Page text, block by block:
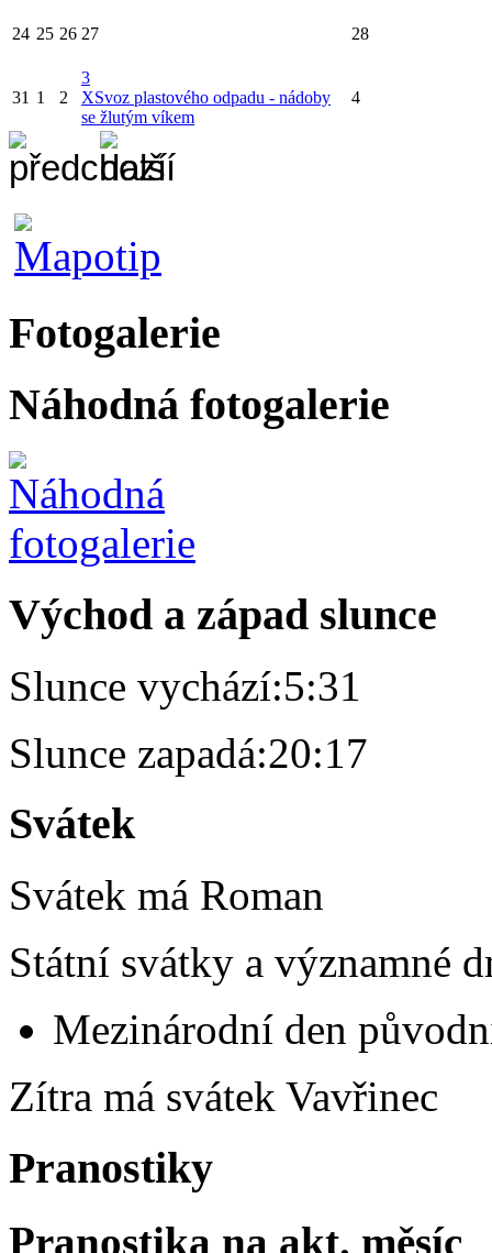
24 25 26 27 28
31 1 2
3
XSvoz plastového odpadu - nádoby
se žlutým víkem
4
Fotogalerie
Náhodná fotogalerie
Východ a západ slunce
Slunce vychází:5:31
Slunce zapadá:20:17
Svátek
Svátek má Roman
Státní svátky a významné
Mezinárodní den
Zítra má svátek Vavřinec
Pranostiky
Pranostika na akt. měsíc